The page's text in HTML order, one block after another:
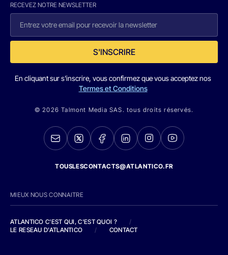
RECEVEZ NOTRE NEWSLETTER
S'INSCRIRE
En cliquant sur s'inscrire, vous confirmez que vous acceptez nos
Termes et Conditions
© 2026 Talmont Media SAS. tous droits réservés.
TOUSLESCONTACTS@ATLANTICO.FR
MIEUX NOUS CONNAITRE
ATLANTICO C'EST QUI, C'EST QUOI ?
/
LE RESEAU D'ATLANTICO
/ CONTACT